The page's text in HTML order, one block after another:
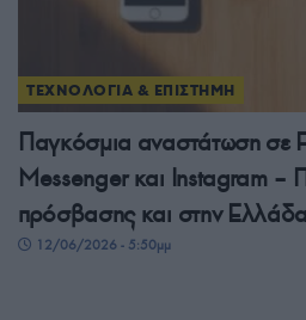
ΤΕΧΝΟΛΟΓΙΑ & ΕΠΙΣΤΗΜΗ
Παγκόσμια αναστάτωση σε
Messenger και Instagram –
πρόσβασης και στην Ελλάδα
12/06/2026 - 5:50μμ